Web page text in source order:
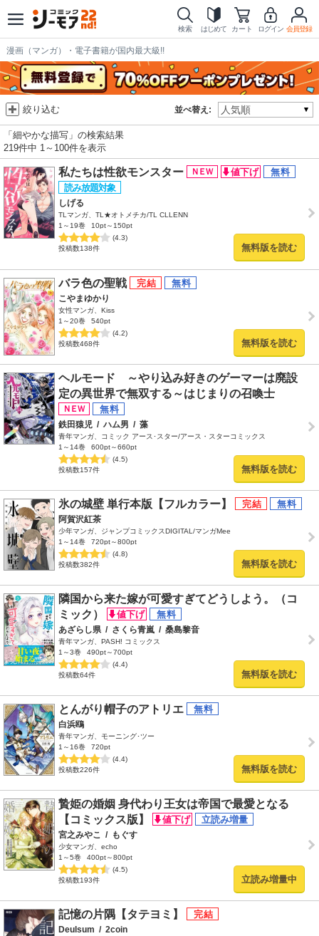
検索 はじめて カート ログイン 会員登録
漫画（マンガ）・電子書籍が国内最大級!!
並べ替え:
絞り込む
「細やかな描写」の検索結果
219件中 1～100件を表示
私たちは性欲モンスター
しげる
TLマンガ、TL★オトメチカ/TL CLLENN
1～19巻
10pt～150pt
(4.3)
投稿数138件
無料版を読む
バラ色の聖戦
こやまゆかり
女性マンガ、Kiss
1～20巻
540pt
(4.2)
投稿数468件
無料版を読む
ヘルモード ～やり込み好きのゲーマーは廃設
定の異世界で無双する～はじまりの召喚士
鉄田猿児 / ハム男 / 藻
青年マンガ、コミック アース･スター/アース・スターコミックス
1～14巻
600pt～660pt
(4.5)
投稿数157件
無料版を読む
氷の城壁 単行本版【フルカラー】
阿賀沢紅茶
少年マンガ、ジャンプコミックスDIGITAL/マンガMee
1～14巻
720pt～800pt
(4.8)
投稿数382件
無料版を読む
隣国から来た嫁が可愛すぎてどうしよう。（コ
ミック）
あざらし県 / さくら青嵐 / 桑島黎音
青年マンガ、PASH! コミックス
1～3巻
490pt～700pt
(4.4)
投稿数64件
無料版を読む
とんがり帽子のアトリエ
白浜鴎
青年マンガ、モーニング･ツー
1～16巻
720pt
(4.4)
投稿数226件
無料版を読む
贄姫の婚姻 身代わり王女は帝国で最愛となる
【コミックス版】
宮之みやこ / もぐす
少女マンガ、echo
1～5巻
400pt～800pt
(4.5)
投稿数193件
立読み増量中
記憶の片隅【タテヨミ】
Deulsum / 2coin